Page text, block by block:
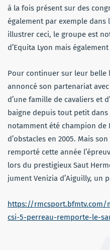
à la fois présent sur des
également par exemple
illustrer ceci, le groupe est
d’Equita Lyon mais
Pour continuer sur leur belle
annoncé son partenariat
d’une famille de cavaliers et
baigne depuis tout petit dans
notamment été champion de
d’obstacles en 2005. Mais
remporté cette année
lors du prestigieux Saut
jument Venizia d’Aiguilly, un
https://
csi-5-perreau-remporte-le-